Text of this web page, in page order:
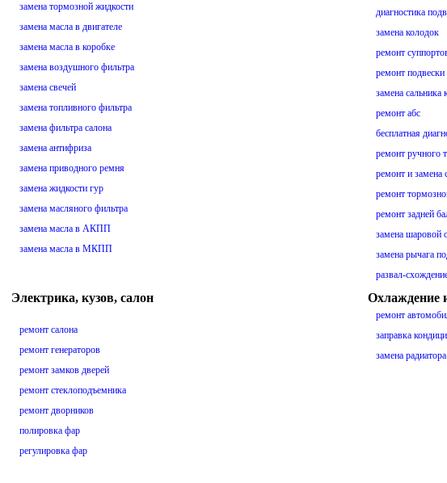
замена тормозной жидкости
замена масла в двигателе
замена масла в коробке
замена воздушного фильтра
замена свечей
замена топливного фильтра
замена фильтра салона
замена антифриза
замена приводного ремня
замена жидкости гур
замена масляного фильтра
замена масла в АКПП
замена масла в МКПП
диагностика
замена колодок
ремонт
ремонт подвески
замена сальника
ремонт абс
бесплатная
ремонт ручного
ремонт и замена
ремонт
ремонт задней
замена шаровой
замена рычага
развал-
Электрика, кузов, салон
ремонт салона
ремонт генераторов
ремонт замков дверей
ремонт стеклоподъемника
ремонт дворников
полировка фар
регулировка фар
Охлаждение
ремонт
заправка
замена радиатора